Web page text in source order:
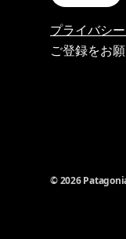
プライバシ
ご登録をお願
© 2026